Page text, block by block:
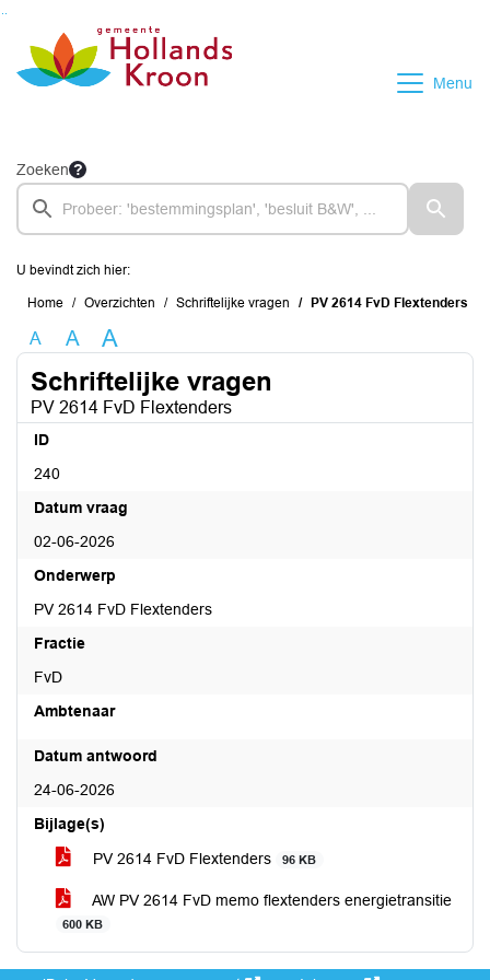
Ga naar de inhoud van deze pagina
Menu
Zoeken
U bevindt zich hier:
Home Overzichten Schriftelijke vragen PV 2614 FvD Flextenders
A A A
Schriftelijke vragen
PV 2614 FvD Flextenders
ID
240
Datum vraag
02-06-2026
Onderwerp
PV 2614 FvD Flextenders
Fractie
FvD
Ambtenaar
Datum antwoord
24-06-2026
Bijlage(s)
PV 2614 FvD Flextenders
96 KB
AW PV 2614 FvD memo flextenders energietransitie
600 KB